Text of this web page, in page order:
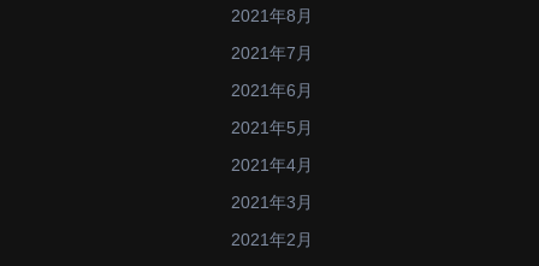
2021年8月
2021年7月
2021年6月
2021年5月
2021年4月
2021年3月
2021年2月